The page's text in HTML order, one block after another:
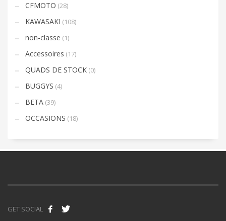
CFMOTO (28)
KAWASAKI (108)
non-classe (1)
Accessoires (17)
QUADS DE STOCK (0)
BUGGYS (4)
BETA (39)
OCCASIONS (18)
GET SOCIAL